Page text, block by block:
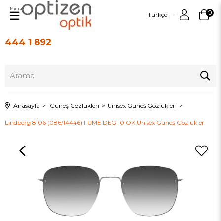
444 1 892
Türkçe 0
Menu
Anasayfa Güneş Gözlükleri Unisex Güneş Gözlükleri
Lindberg 8106 (086/14446) FÜME DEG 10 OK Unisex Güneş Gözlükleri